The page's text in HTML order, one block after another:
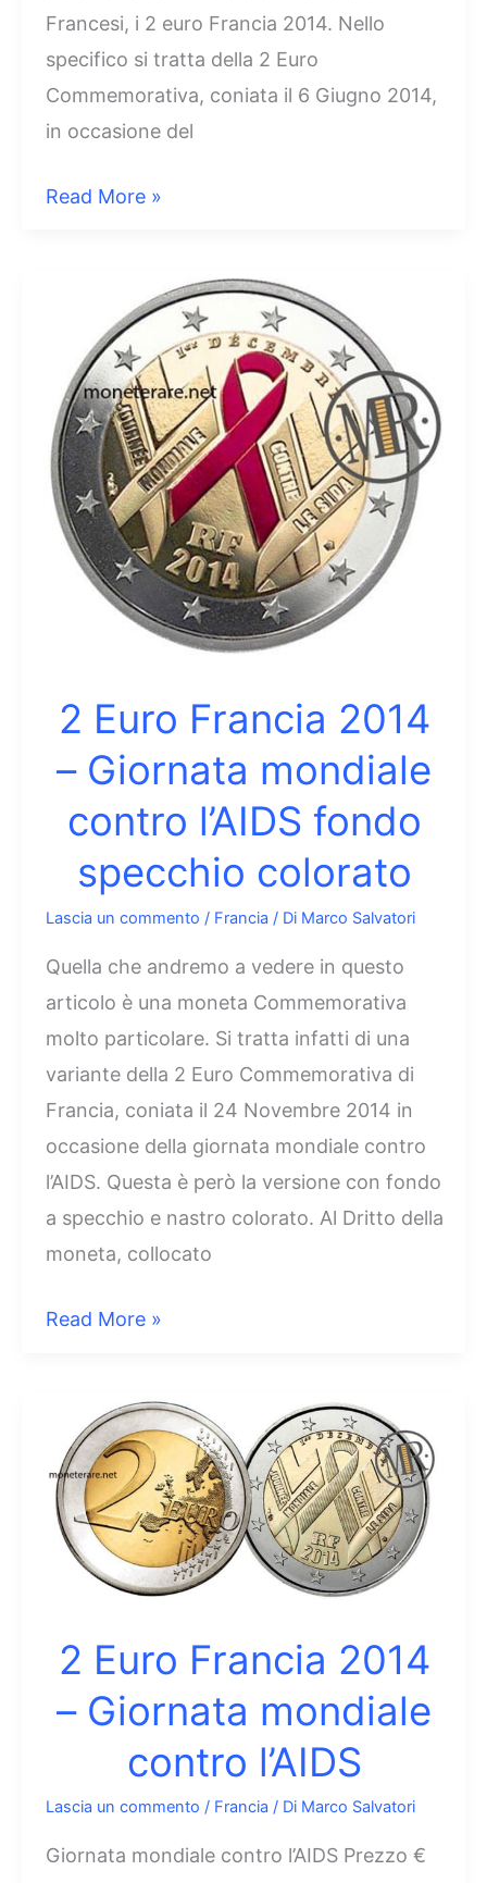
Francesi, i 2 euro Francia 2014. Nello
specifico si tratta della 2 Euro
Commemorativa, coniata il 6 Giugno 2014,
in occasione del
2
70°
anniversario
dello
sbarco
in
Normandia
Read More »
2 Euro Francia 2014
– Giornata mondiale
contro l’AIDS fondo
specchio colorato
Lascia un commento / Francia / Di Marco Salvatori
Quella che andremo a vedere in questo
articolo è una moneta Commemorativa
molto particolare. Si tratta infatti di una
variante della 2 Euro Commemorativa di
Francia, coniata il 24 Novembre 2014 in
occasione della giornata mondiale contro
l’AIDS. Questa è però la versione con fondo
a specchio e nastro colorato. Al Dritto della
moneta, collocato
2
2014
Giornata
mondiale
contro
fondo
specchio
colorato
Read More »
2 Euro Francia 2014
– Giornata mondiale
contro l’AIDS
Lascia un commento / Francia / Di Marco Salvatori
Giornata mondiale contro l’AIDS Prezzo €